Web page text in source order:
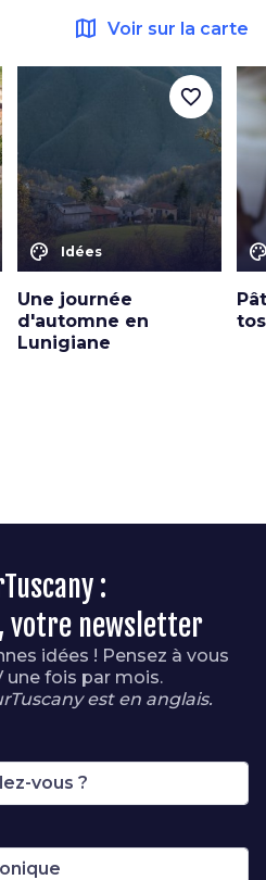
map Voir sur la carte
color_lens Idées
Une journée
d'automne en
Lunigiane
favorite_border
:
votre newsletter
idées ! Pensez à vous
une fois par mois.
est en anglais.